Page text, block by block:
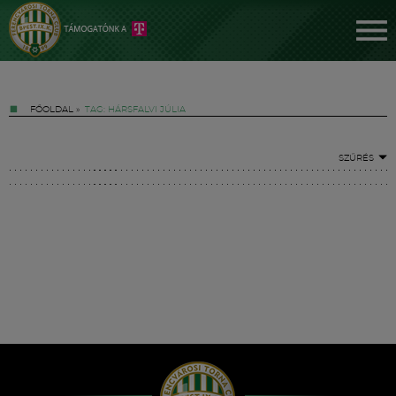
FŐOLDAL » TAG: HÁRSFALVI JÚLIA
SZŰRÉS
Hírek